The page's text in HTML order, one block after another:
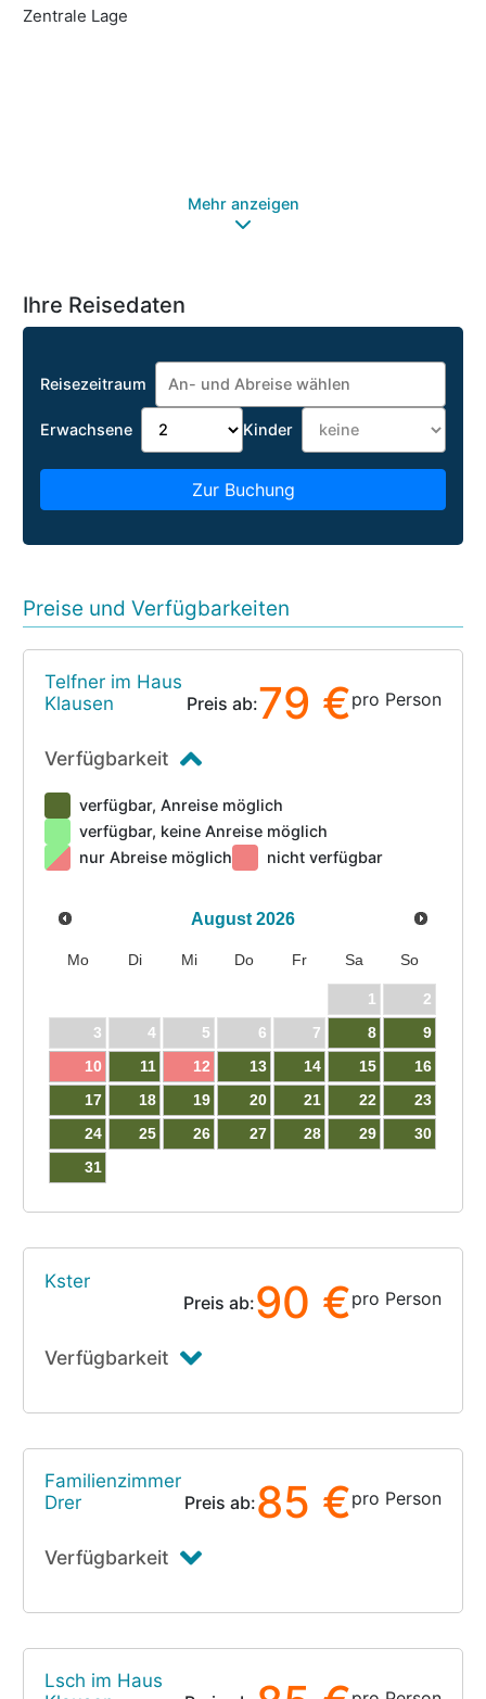
Zentrale Lage
Mehr anzeigen
Ihre Reisedaten
Reisezeitraum
Erwachsene Kinder
Zur Buchung
Preise und Verfügbarkeiten
Telfner im Haus
Klausen
Preis ab:79 €pro Person
Verfügbarkeit
verfügbar, Anreise möglich
verfügbar, keine Anreise möglich
nur Abreise möglich
nicht verfügbar
August 2026
Mo Di Mi Do Fr Sa So
1
2
3
4 5 6 7 8
9
10
11 12 13 14 15
16
17
18 19 20 21 22
23
24
25 26 27 28 29
30
31
Kster
Preis ab:90 €pro Person
Verfügbarkeit
Familienzimmer
Drer
Preis ab:85 €pro Person
Verfügbarkeit
Lsch im Haus